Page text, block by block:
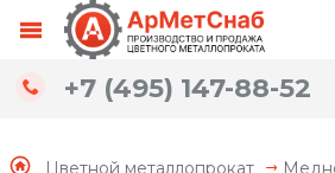
+7 (495) 147-88-52
Цветной металлопрокат